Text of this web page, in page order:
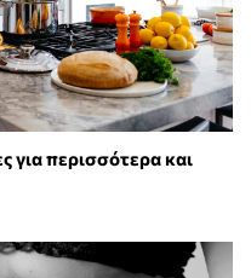
για περισσότερα και